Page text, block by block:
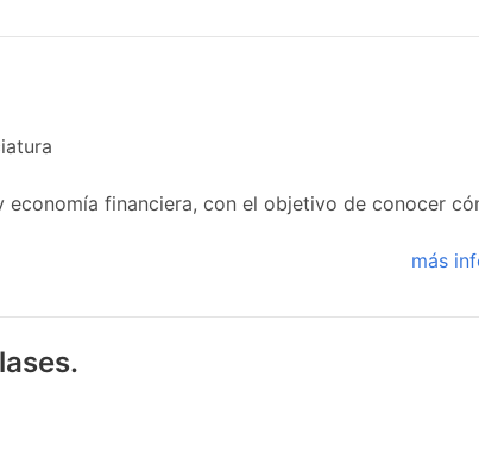
financiera, con el objetivo de conocer
más